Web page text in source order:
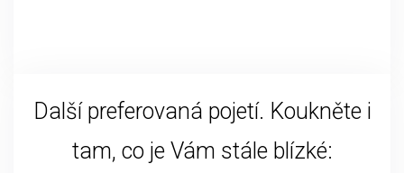
Další preferovaná pojetí. Koukněte i
tam, co je Vám stále blízké: